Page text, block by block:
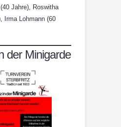
Jahre), Roswitha
Irma Lohmann (60
der Minigarde